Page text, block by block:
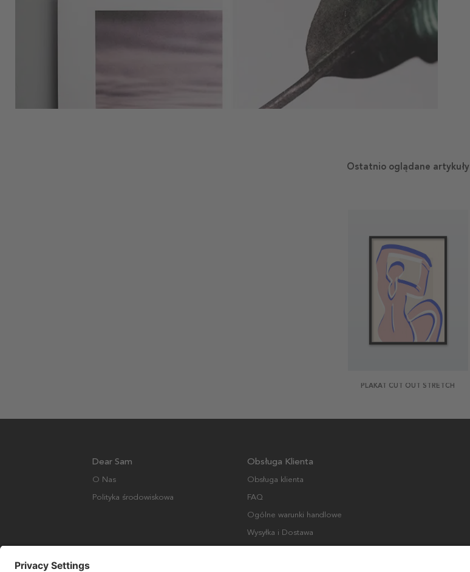
Ostatnio oglądane artykuły
PLAKAT CUT OUT STRETCH
Dear Sam
O Nas
Polityka środowiskowa
Obsługa Klienta
Obsługa klienta
FAQ
Ogólne warunki handlowe
Wysyłka i Dostawa